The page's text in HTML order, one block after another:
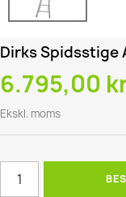
Dirks Spidsstige
6.795,00
Ekskl. moms